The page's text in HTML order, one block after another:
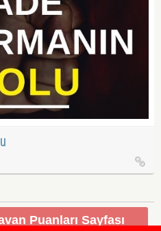
Puanları Sayfası